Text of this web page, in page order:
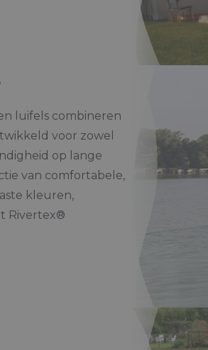
luifels combineren
voor zowel
op lange
van comfortabele,
kleuren,
Rivertex®